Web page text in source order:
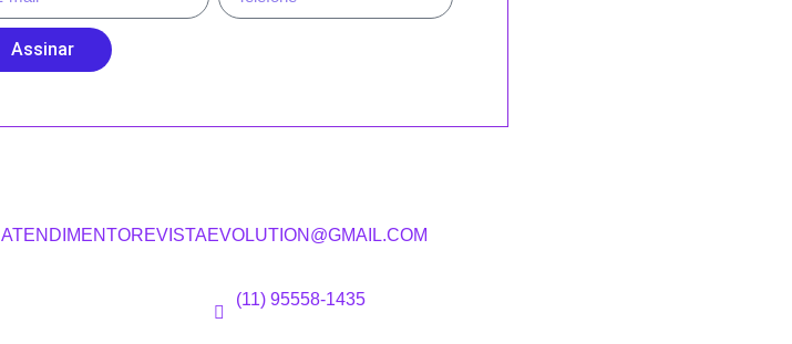
Assinar
ATENDIMENTOREVISTAEVOLUTION@GMAIL.COM
(11) 95558-1435